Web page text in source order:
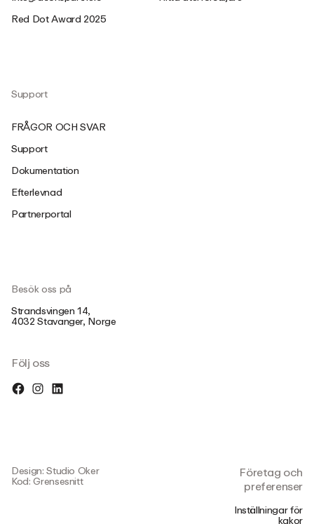
Red Dot Award 2025
Support
FRÅGOR OCH SVAR
Support
Dokumentation
Efterlevnad
Partnerportal
Design: Studio Oker
Kod: Grensesnitt
Följ oss
Besök oss på
Strandsvingen 14,
4032 Stavanger, Norge
Företag och
preferenser
Inställningar för